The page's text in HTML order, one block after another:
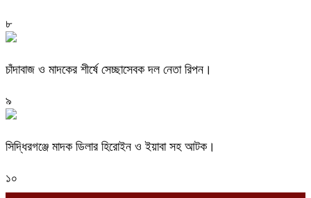
৮
চাঁদাবাজ ও মাদকের শীর্ষে সেচ্ছাসেবক দল নেতা রিপন।
৯
সিদ্ধিরগঞ্জে মাদক ডিলার হিরোইন ও ইয়াবা সহ আটক।
১০